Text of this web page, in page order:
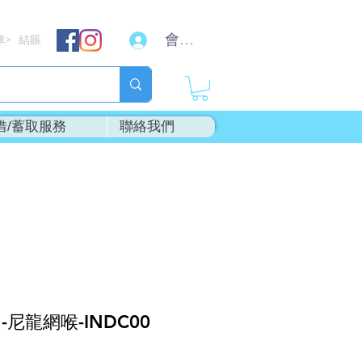
結賬 會員登入
/蓄取服務 聯絡我們
尼龍網喉-INDC00